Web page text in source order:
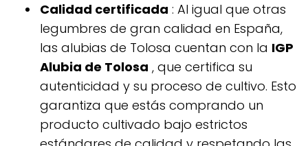
Calidad certificada : Al igual que otras
legumbres de gran calidad en España,
las alubias de Tolosa cuentan con la IGP
Alubia de Tolosa , que certifica su
autenticidad y su proceso de cultivo. Esto
garantiza que estás comprando un
producto cultivado bajo estrictos